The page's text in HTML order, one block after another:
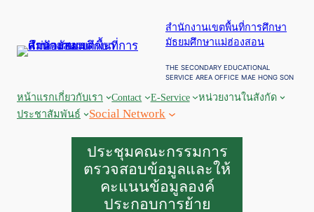
สำนักงานเขตพื้นที่การศึกษา
มัธยมศึกษาแม่ฮ่องสอน
THE SECONDARY EDUCATIONAL
SERVICE AREA OFFICE MAE HONG SON
หน้าแรกเกี่ยวกับเรา Contact E-Service
หน่วยงานในสังกัด
ประชาสัมพันธ์
Social Network
ประชุมคณะกรรมการ
ตรวจสอบข้อมูลและให้
คะแนนข้อมูลองค์
ประกอบการย้าย